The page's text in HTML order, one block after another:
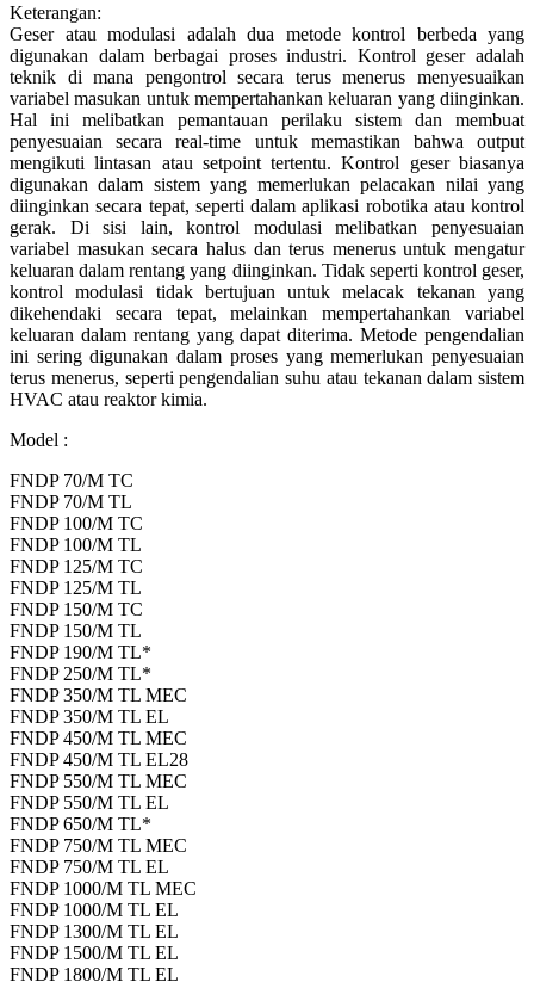
Keterangan:
Geser atau modulasi adalah dua metode kontrol berbeda yang
digunakan dalam berbagai proses industri. Kontrol geser adalah
teknik di mana pengontrol secara terus menerus menyesuaikan
variabel masukan untuk mempertahankan keluaran yang diinginkan.
Hal ini melibatkan pemantauan perilaku sistem dan membuat
penyesuaian secara real-time untuk memastikan bahwa output
mengikuti lintasan atau setpoint tertentu. Kontrol geser biasanya
digunakan dalam sistem yang memerlukan pelacakan nilai yang
diinginkan secara tepat, seperti dalam aplikasi robotika atau kontrol
gerak. Di sisi lain, kontrol modulasi melibatkan penyesuaian
variabel masukan secara halus dan terus menerus untuk mengatur
keluaran dalam rentang yang diinginkan. Tidak seperti kontrol geser,
kontrol modulasi tidak bertujuan untuk melacak tekanan yang
dikehendaki secara tepat, melainkan mempertahankan variabel
keluaran dalam rentang yang dapat diterima. Metode pengendalian
ini sering digunakan dalam proses yang memerlukan penyesuaian
terus menerus, seperti pengendalian suhu atau tekanan dalam sistem
HVAC atau reaktor kimia.
Model :
FNDP 70/M TC
FNDP 70/M TL
FNDP 100/M TC
FNDP 100/M TL
FNDP 125/M TC
FNDP 125/M TL
FNDP 150/M TC
FNDP 150/M TL
FNDP 190/M TL*
FNDP 250/M TL*
FNDP 350/M TL MEC
FNDP 350/M TL EL
FNDP 450/M TL MEC
FNDP 450/M TL EL28
FNDP 550/M TL MEC
FNDP 550/M TL EL
FNDP 650/M TL*
FNDP 750/M TL MEC
FNDP 750/M TL EL
FNDP 1000/M TL MEC
FNDP 1000/M TL EL
FNDP 1300/M TL EL
FNDP 1500/M TL EL
FNDP 1800/M TL EL